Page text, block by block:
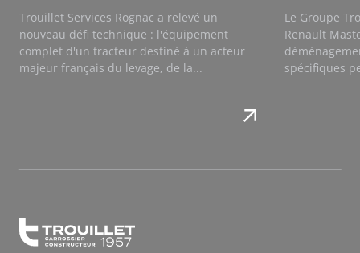
Trouillet Services Rognac a relevé un
nouveau défi technique : l'équipement
complet d'un tracteur destiné à un acteur
majeur français du levage, de la...
Le Groupe
Renault
spécifiques